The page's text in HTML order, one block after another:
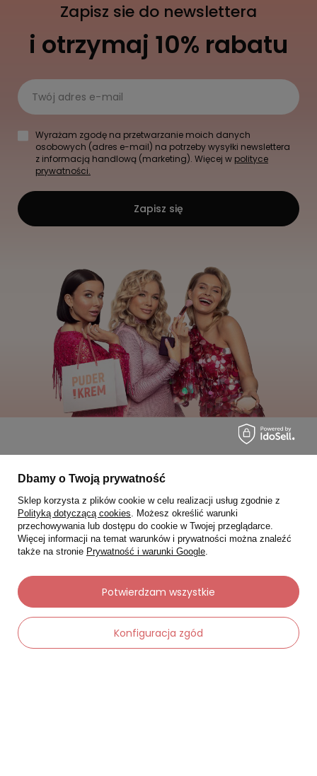
Zapisz sie do newslettera
i otrzymaj 10% rabatu
Twój adres e-mail
Wyrażam zgodę na przetwarzanie moich danych
osobowych (adres e-mail) na potrzeby wysyłki newslettera
z informacją handlową (marketing). Więcej w polityce
prywatności.
Zapisz się
Status zamówienia
Śledzenie przesyłki
Chcę zareklamować produkt
Chcę wymienić towar
Kontakt
Dbamy o Twoją prywatność
Sklep korzysta z plików cookie w celu realizacji usług zgodnie z
Polityką dotyczącą cookies. Możesz określić warunki
przechowywania lub dostępu do cookie w Twojej przeglądarce.
Więcej informacji na temat warunków i prywatności można znaleźć
także na stronie Prywatność i warunki Google.
Konfiguracja zgód
Potwierdzam wszystkie